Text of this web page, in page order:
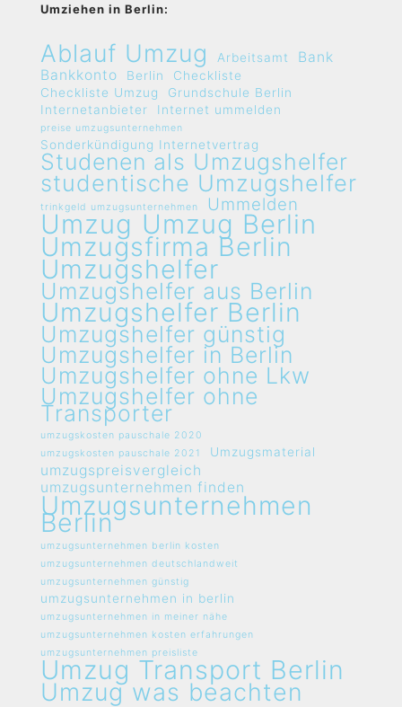
Umziehen in Berlin:
Ablauf Umzug Arbeitsamt
Bank
Bankkonto
Berlin
Checkliste
Checkliste Umzug
Grundschule Berlin
Internetanbieter
Internet ummelden
preise umzugsunternehmen
Sonderkündigung Internetvertrag
Studenen als Umzugshelfer
studentische Umzugshelfer
trinkgeld umzugsunternehmen Ummelden
Umzug Umzug Berlin
Umzugsfirma Berlin
Umzugshelfer
Umzugshelfer aus Berlin
Umzugshelfer Berlin
Umzugshelfer günstig
Umzugshelfer in Berlin
Umzugshelfer ohne Lkw
Umzugshelfer ohne
Transporter
umzugskosten pauschale 2020
umzugskosten pauschale 2021
Umzugsmaterial
umzugspreisvergleich
umzugsunternehmen finden
Umzugsunternehmen
Berlin
umzugsunternehmen berlin kosten
umzugsunternehmen deutschlandweit
umzugsunternehmen günstig
umzugsunternehmen in berlin
umzugsunternehmen in meiner nähe
umzugsunternehmen kosten erfahrungen
umzugsunternehmen preisliste
Umzug Transport Berlin
Umzug was beachten